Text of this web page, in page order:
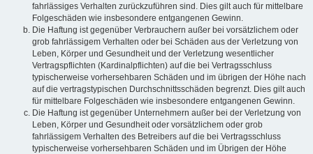
fahrlässiges Verhalten zurückzuführen sind. Dies gilt auch für mittelbare
Folgeschäden wie insbesondere entgangenen Gewinn.
Die Haftung ist gegenüber Verbrauchern außer bei vorsätzlichem oder
grob fahrlässigem Verhalten oder bei Schäden aus der Verletzung von
Leben, Körper und Gesundheit und der Verletzung wesentlicher
Vertragspflichten (Kardinalpflichten) auf die bei Vertragsschluss
typischerweise vorhersehbaren Schäden und im übrigen der Höhe nach
auf die vertragstypischen Durchschnittsschäden begrenzt. Dies gilt auch
für mittelbare Folgeschäden wie insbesondere entgangenen Gewinn.
Die Haftung ist gegenüber Unternehmern außer bei der Verletzung von
Leben, Körper und Gesundheit oder vorsätzlichem oder grob
fahrlässigem Verhalten des Betreibers auf die bei Vertragsschluss
typischerweise vorhersehbaren Schäden und im Übrigen der Höhe